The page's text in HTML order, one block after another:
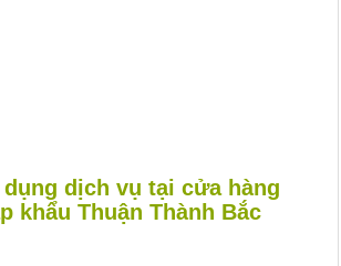
dịch vụ tại cửa hàng
khẩu Thuận Thành Bắc